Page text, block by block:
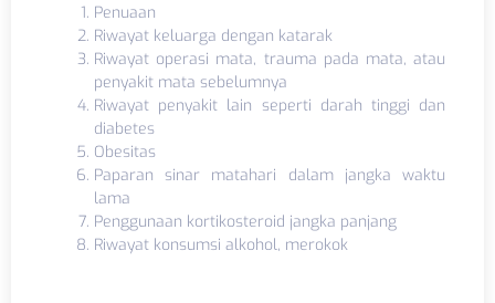
Penuaan
Riwayat keluarga dengan katarak
Riwayat operasi mata, trauma pada mata, atau
penyakit mata sebelumnya
Riwayat penyakit lain seperti darah tinggi dan
diabetes
Obesitas
Paparan sinar matahari dalam jangka waktu
lama
Penggunaan kortikosteroid jangka panjang
Riwayat konsumsi alkohol, merokok